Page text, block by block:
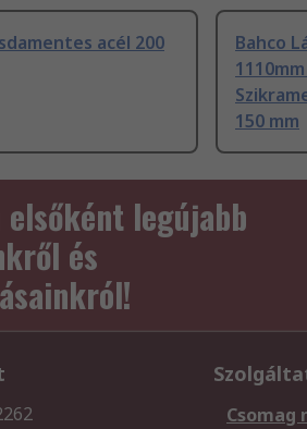
acél 200
Bahco
150 mm
legújabb
és
Csomag